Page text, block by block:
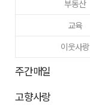
부동산
교육
이웃사랑
주간매일
고향사랑